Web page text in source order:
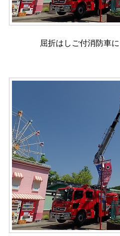
屈折はしご付消防車